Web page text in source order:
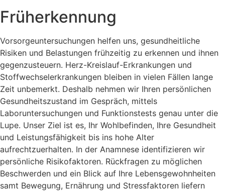
Früherkennung
Vorsorgeuntersuchungen helfen uns, gesundheitliche
Risiken und Belastungen frühzeitig zu erkennen und ihnen
gegenzusteuern. Herz-Kreislauf-Erkrankungen und
Stoffwechselerkrankungen bleiben in vielen Fällen lange
Zeit unbemerkt. Deshalb nehmen wir Ihren persönlichen
Gesundheitszustand im Gespräch, mittels
Laboruntersuchungen und Funktionstests genau unter die
Lupe. Unser Ziel ist es, Ihr Wohlbefinden, Ihre Gesundheit
und Leistungsfähigkeit bis ins hohe Alter
aufrechtzuerhalten. In der Anamnese identifizieren wir
persönliche Risikofaktoren. Rückfragen zu möglichen
Beschwerden und ein Blick auf Ihre Lebensgewohnheiten
samt Bewegung, Ernährung und Stressfaktoren liefern